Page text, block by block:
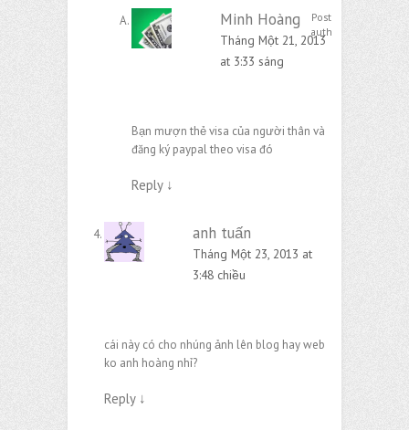
Minh Hoàng
Post
author
Tháng Một 21, 2013
at 3:33 sáng
Bạn mượn thẻ visa của người thân và
đăng ký paypal theo visa đó
Reply ↓
anh tuấn
Tháng Một 23, 2013 at
3:48 chiều
cái này có cho nhúng ảnh lên blog hay web
ko anh hoàng nhỉ?
Reply ↓